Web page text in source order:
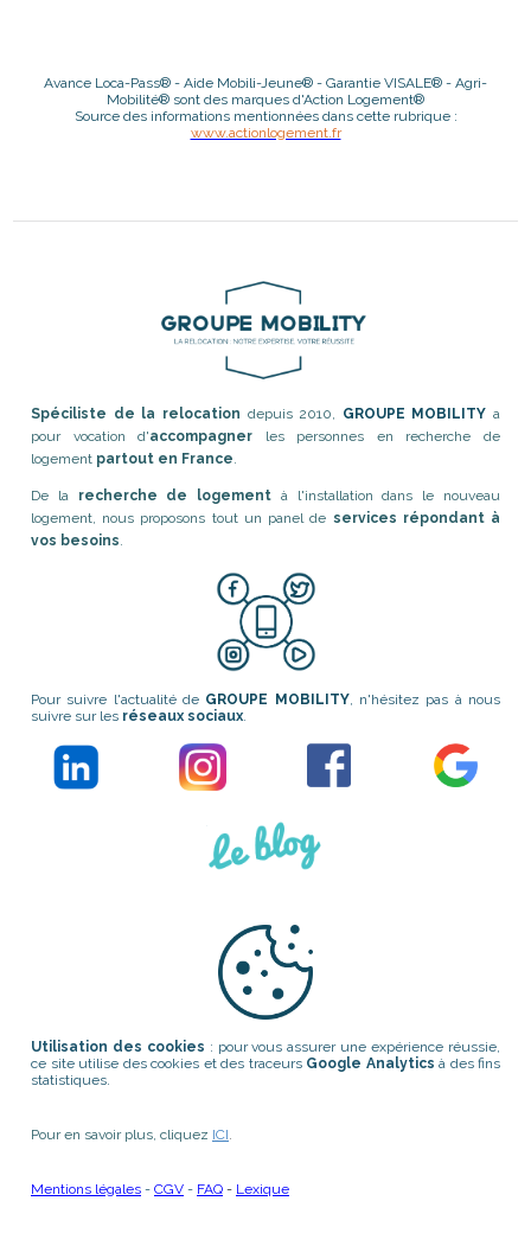
Avance Loca-Pass® - Aide Mobili-Jeune® - Garantie VISALE® - Agri-
Mobilité® sont des marques d'Action Logement®
Source des informations mentionnées dans cette rubrique :
www.actionlogement.fr
Spéciliste de la relocation depuis 2010, GROUPE MOBILITY a
pour vocation d'accompagner les personnes en recherche de
logement partout en France
De la recherche de logement à l'installation dans le nouveau
logement, nous proposons tout un panel de services répondant à
vos besoins
Pour suivre l'actualité de GROUPE MOBILITY, n'hésitez pas à nous
suivre sur les réseaux sociaux
Utilisation des cookies : pour vous assurer une expérience réussie,
ce site utilise des cookies et des traceurs Google Analytics à des fins
statistiques.
Pour en savoir plus, cliquez ICI.
Mentions légales - CGV - FAQ - Lexique